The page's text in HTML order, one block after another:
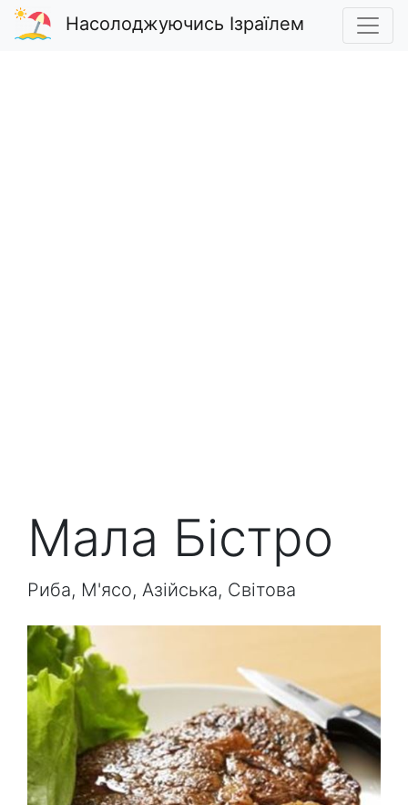
Насолоджуючись Ізраїлем
Мала Бістро
Риба, М'ясо, Азійська, Світова